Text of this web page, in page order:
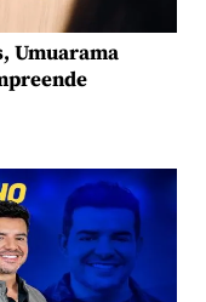
Umuarama